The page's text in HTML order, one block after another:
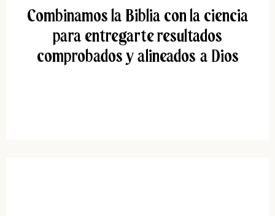
Combinamos la Biblia con la ciencia
para entregarte resultados
comprobados y alineados a Dios